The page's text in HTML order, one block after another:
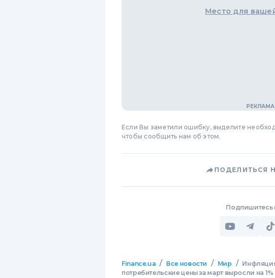
Место для
Если Вы заметили ошибку, выделите
чтобы сообщить нам об этом.
ПОДЕЛИТЬСЯ
Подпишитесь
Finance.ua / Все новости / Мир /
потребительские цены за март выросли на 1%